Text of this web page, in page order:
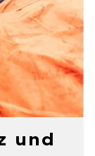
und